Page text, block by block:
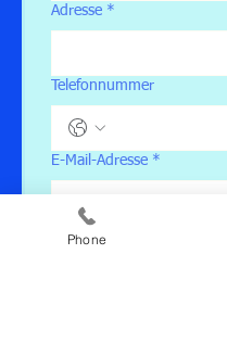
Adresse *
Telefonnummer
E-Mail-Adresse *
Pass- oder Ausweisnummer
Phone